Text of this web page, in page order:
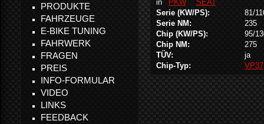
in PKW
SEAT
Serie (KW/PS):
81/
Serie NM:
235
Chip (KW/PS):
95/
Chip NM:
275
TÜV:
ja
Chip-Typ:
VP37
PRODUKTE
FAHRZEUGE
E-BIKE TUNING
FAHRWERK
FRAGEN
PREIS
INFO-FORMULAR
VIDEO
LINKS
FEEDBACK